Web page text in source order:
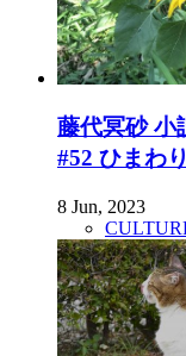
藤代冥砂
#52 ひまわり
8 Jun, 2023